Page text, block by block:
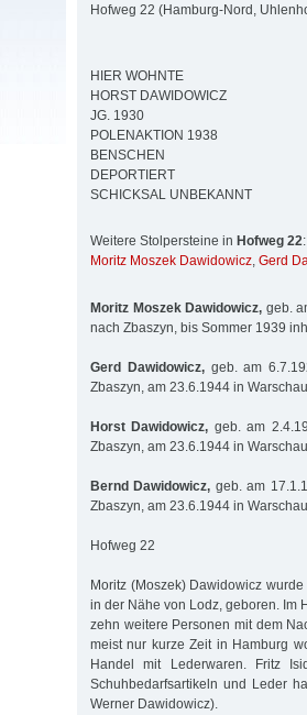
Hofweg 22 (Hamburg-Nord,
HIER WOHNTE
HORST DAWIDOWICZ
JG. 1930
POLENAKTION 1938
BENSCHEN
DEPORTIERT
SCHICKSAL UNBEKANNT
Weitere Stolpersteine in Hofweg 22:
Moritz Moszek Dawidowicz, Gerd
Moritz Moszek Dawidowicz, geb.
nach Zbaszyn, bis Sommer 1939
Gerd Dawidowicz,geb. am
Zbaszyn, am 23.6.1944 in
Horst Dawidowicz, geb. am
Zbaszyn, am 23.6.1944 in
Bernd Dawidowicz, geb. am
Zbaszyn, am 23.6.1944 in
Hofweg 22
Moritz (Moszek) Dawidowicz
in der Nähe von Lodz, geboren. Im
zehn weitere Personen mit dem
meist nur kurze Zeit in Hamburg
Handel mit Lederwaren. Fritz
Schuhbedarfsartikeln und Leder
Werner Dawidowicz).